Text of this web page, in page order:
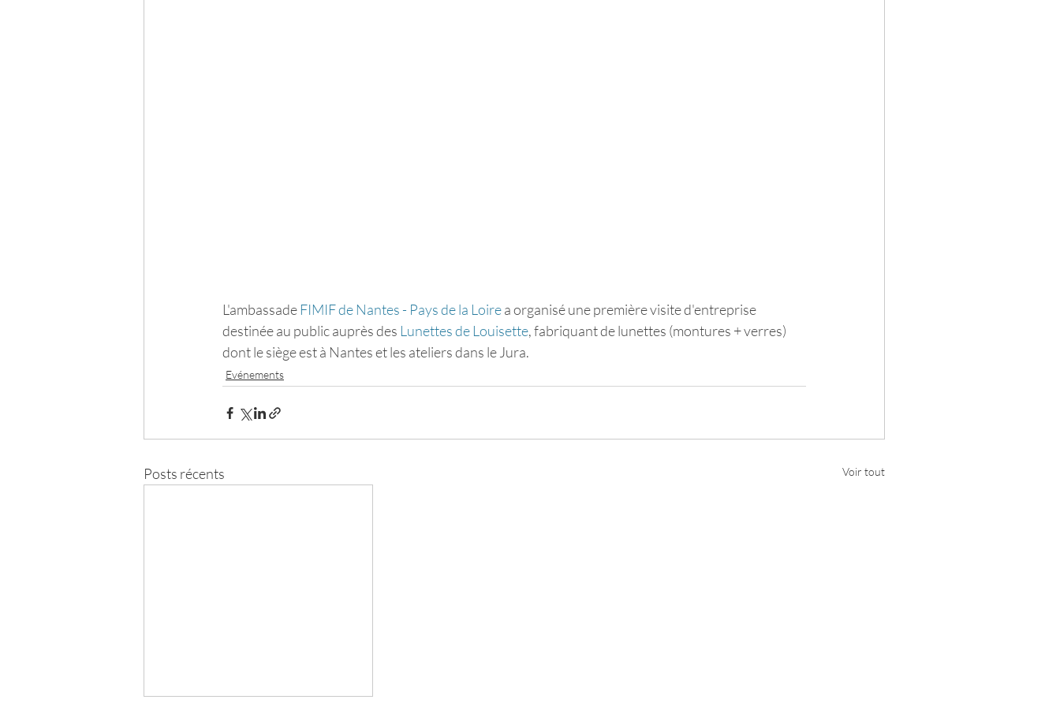
L'ambassade FIMIF de Nantes - Pays de la Loire a organisé une première visite d'entreprise
destinée au public auprès des Lunettes de Louisette, fabriquant de lunettes (montures + verres)
dont le siège est à Nantes et les ateliers dans le Jura.
Evénements
Posts récents Voir tout